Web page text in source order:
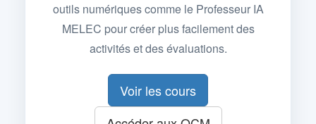
outils numériques comme le Professeur IA
MELEC pour créer plus facilement des
activités et des évaluations.
Voir les cours